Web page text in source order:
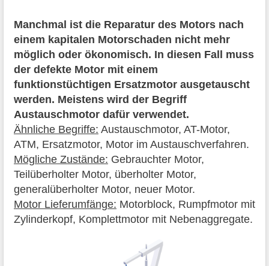
Manchmal ist die Reparatur des Motors nach
einem kapitalen Motorschaden nicht mehr
möglich oder ökonomisch. In diesen Fall muss
der defekte Motor mit einem
funktionstüchtigen Ersatzmotor ausgetauscht
werden. Meistens wird der Begriff
Austauschmotor dafür verwendet.
Ähnliche Begriffe: Austauschmotor, AT-Motor,
ATM, Ersatzmotor, Motor im Austauschverfahren.
Mögliche Zustände: Gebrauchter Motor,
Teilüberholter Motor, überholter Motor,
generalüberholter Motor, neuer Motor.
Motor Lieferumfänge: Motorblock, Rumpfmotor mit
Zylinderkopf, Komplettmotor mit Nebenaggregate.